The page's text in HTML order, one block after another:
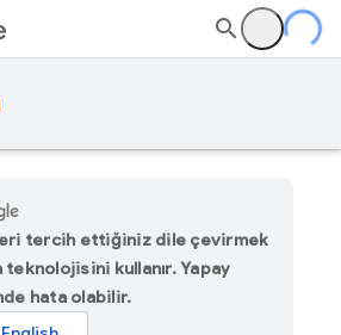
tercih ettiğiniz dile çevirmek
kullanır. Yapay
hata olabilir.